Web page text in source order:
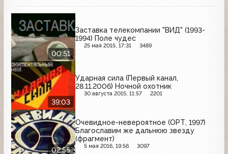
00:51
Заставка телекомпании "ВИД" (1993-
1994) Поле чудес
25 мая 2015, 17:31 3489
39:03
Ударная сила (Первый канал,
28.11.2006) Ночной охотник
30 августа 2015, 11:57 2201
02:55
Очевидное-невероятное (ОРТ, 1997)
Благославим же дальнюю звезду
(фрагмент)
5 мая 2016, 19:56 3097